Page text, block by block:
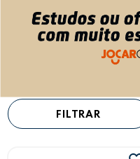
FILTRAR